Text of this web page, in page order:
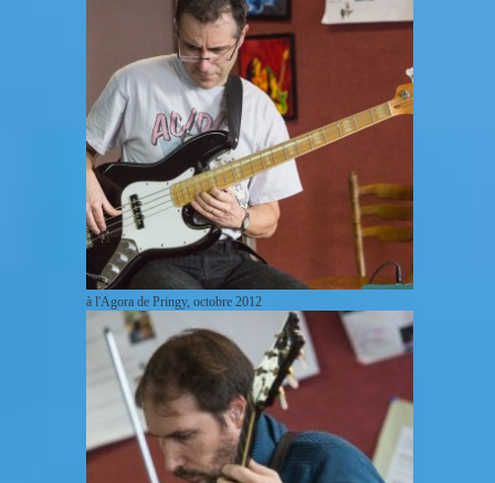
à l'Agora de Pringy, octobre 2012